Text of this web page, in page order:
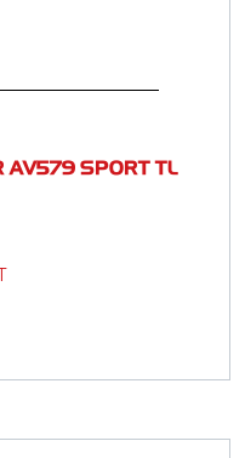
AV579 SPORT TL